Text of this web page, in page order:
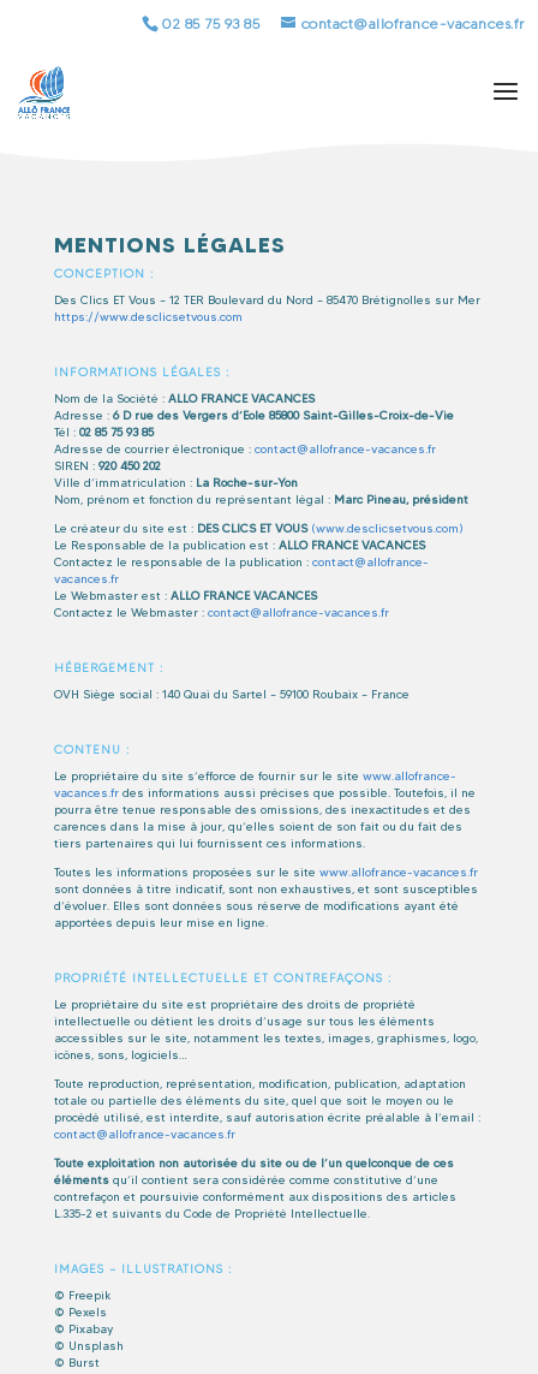
02 85 75 93 85 contact@allofrance-vacances.fr
MENTIONS LÉGALES
CONCEPTION :
Des Clics ET Vous – 12 TER Boulevard du Nord – 85470 Brétignolles sur Mer
https://www.desclicsetvous.com
INFORMATIONS LÉGALES :
Nom de la Société :ALLO FRANCE VACANCES
Adresse :6 D rue des Vergers d’Eole85800 Saint-Gilles-Croix-de-Vie
Tél :02 85 75 93 85
Adresse de courrier électronique :contact@allofrance-vacances.fr
SIREN :920 450 202
Ville d’immatriculation : La Roche-sur-Yon
Nom, prénom et fonction du représentant légal : Marc Pineau, président
Le créateur du site est : DES CLICS ET VOUS (www.desclicsetvous.com)
Le Responsable de la publication est : ALLO FRANCE VACANCES
Contactez le responsable de la publication : contact@allofrance-
vacances.fr
Le Webmaster est : ALLO FRANCE VACANCES
Contactez le Webmaster : contact@allofrance-vacances.fr
HÉBERGEMENT :
OVH Siège social : 140 Quai du Sartel – 59100 Roubaix – France
CONTENU :
Le propriétaire du site s’efforce de fournir sur le site www.allofrance-
vacances.fr des informations aussi précises que possible. Toutefois, il ne
pourra être tenue responsable des omissions, des inexactitudes et des
carences dans la mise à jour, qu’elles soient de son fait ou du fait des
tiers partenaires qui lui fournissent ces informations.
Toutes les informations proposées sur le site www.allofrance-vacances.fr
sont données à titre indicatif, sont non exhaustives, et sont susceptibles
d’évoluer. Elles sont données sous réserve de modifications ayant été
apportées depuis leur mise en ligne.
PROPRIÉTÉ INTELLECTUELLE ET CONTREFAÇONS :
Le propriétaire du site est propriétaire des droits de propriété
intellectuelle ou détient les droits d’usage sur tous les éléments
accessibles sur le site, notamment les textes, images, graphismes, logo,
icônes, sons, logiciels…
Toute reproduction, représentation, modification, publication, adaptation
totale ou partielle des éléments du site, quel que soit le moyen ou le
procédé utilisé, est interdite, sauf autorisation écrite préalable à l’email :
contact@allofrance-vacances.fr
Toute exploitation non autorisée du site ou de l’un quelconque de ces
éléments qu’il contient sera considérée comme constitutive d’une
contrefaçon et poursuivie conformément aux dispositions des articles
L.335-2 et suivants du Code de Propriété Intellectuelle.
IMAGES – ILLUSTRATIONS :
© Freepik
© Pexels
© Pixabay
© Unsplash
© Burst